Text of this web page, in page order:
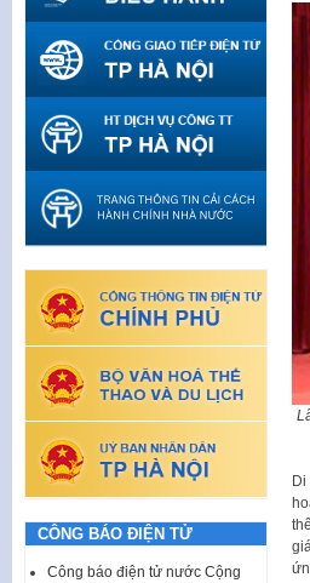
CÔNG BÁO ĐIỆN TỬ
Công báo điện tử nước Cộng